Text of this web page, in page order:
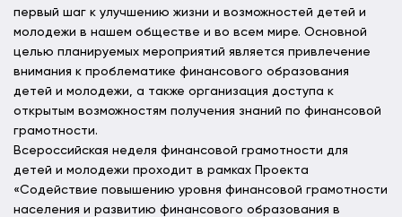
первый шаг к улучшению жизни и возможностей детей и
молодежи в нашем обществе и во всем мире. Основной
целью планируемых мероприятий является привлечение
внимания к проблематике финансового образования
детей и молодежи, а также организация доступа к
открытым возможностям получения знаний по финансовой
грамотности.
Всероссийская неделя финансовой грамотности для
детей и молодежи проходит в рамках Проекта
«Содействие повышению уровня финансовой грамотности
населения и развитию финансового образования в